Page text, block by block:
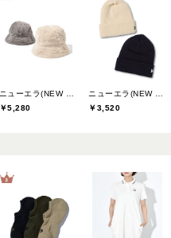
￥5,280
￥3,520